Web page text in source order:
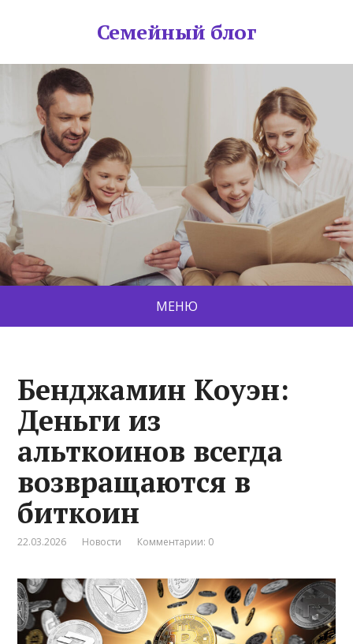
Семейный блог
МЕНЮ
Бенджамин Коуэн:
Деньги из
альткоинов всегда
возвращаются в
биткоин
22.03.2026 Новости Комментарии: 0